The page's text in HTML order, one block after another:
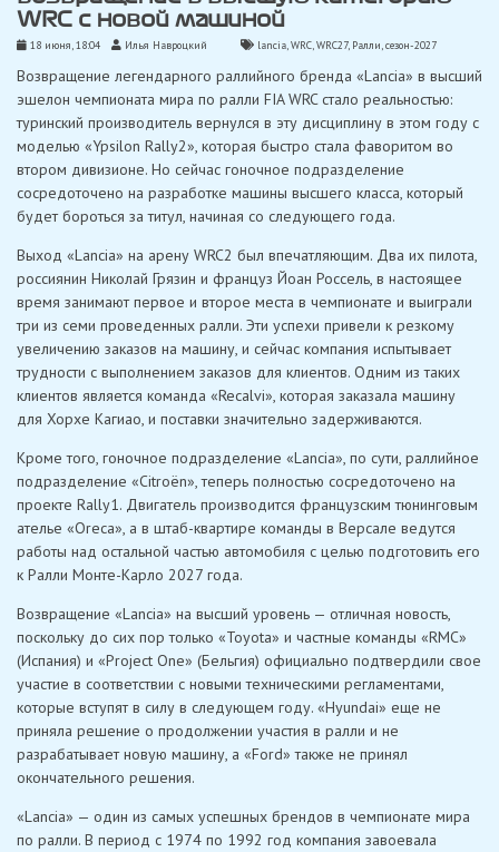
WRC с новой машиной
18 июня, 18:04 Илья Навроцкий lancia,WRC,WRC27, Ралли,сезон-2027
Возвращение легендарного раллийного бренда «Lancia» в высший
эшелон чемпионата мира по ралли FIA WRC стало реальностью:
туринский производитель вернулся в эту дисциплину в этом году с
моделью «Ypsilon Rally2», которая быстро стала фаворитом во
втором дивизионе. Но сейчас гоночное подразделение
сосредоточено на разработке машины высшего класса, который
будет бороться за титул, начиная со следующего года.
Выход «Lancia» на арену WRC2 был впечатляющим. Два их пилота,
россиянин Николай Грязин и француз Йоан Россель, в настоящее
время занимают первое и второе места в чемпионате и выиграли
три из семи проведенных ралли. Эти успехи привели к резкому
увеличению заказов на машину, и сейчас компания испытывает
трудности с выполнением заказов для клиентов. Одним из таких
клиентов является команда «Recalvi», которая заказала машину
для Хорхе Кагиао, и поставки значительно задерживаются.
Кроме того, гоночное подразделение «Lancia», по сути, раллийное
подразделение «Citroën», теперь полностью сосредоточено на
проекте Rally1. Двигатель производится французским тюнинговым
ателье «Oreca», а в штаб-квартире команды в Версале ведутся
работы над остальной частью автомобиля с целью подготовить его
к Ралли Монте-Карло 2027 года.
Возвращение «Lancia» на высший уровень — отличная новость,
поскольку до сих пор только «Toyota» и частные команды «RMC»
(Испания) и «Project One» (Бельгия) официально подтвердили свое
участие в соответствии с новыми техническими регламентами,
которые вступят в силу в следующем году. «Hyundai» еще не
приняла решение о продолжении участия в ралли и не
разрабатывает новую машину, а «Ford» также не принял
окончательного решения.
«Lancia» — один из самых успешных брендов в чемпионате мира
по ралли. В период с 1974 по 1992 год компания завоевала